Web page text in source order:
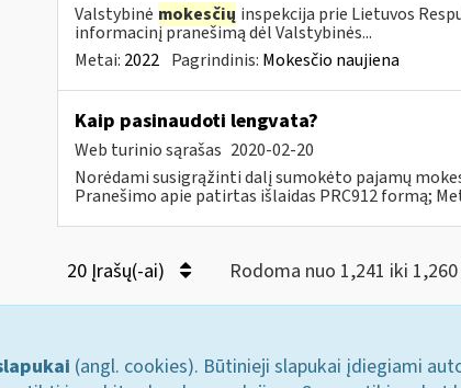
Valstybinė mokesčių inspekcija prie Lietuvos
informacinį pranešimą dėl Valstybinės...
Metai: 2022 Pagrindinis: Mokesčio naujiena
Kaip pasinaudoti lengvata?
Web turinio sąrašas 2020-02-20
Norėdami susigrąžinti dalį sumokėto pajamų
Pranešimo apie patirtas išlaidas PRC912 formą;
20 Įrašų(-ai) Rodoma nuo 1,241 iki
(angl. cookies). Būtinieji slapukai įdiegiami